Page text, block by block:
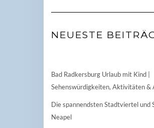
NEUESTE
Bad Radkersburg Urlaub mit Kind |
Sehenswürdigkeiten, Aktivitäten &
Die spannendsten Stadtviertel und
Neapel